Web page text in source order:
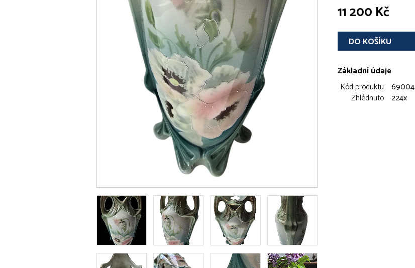
11 200 Kč
DO KOŠÍKU
Základní údaje
Kód produktu 69004
Zhlédnuto 224x